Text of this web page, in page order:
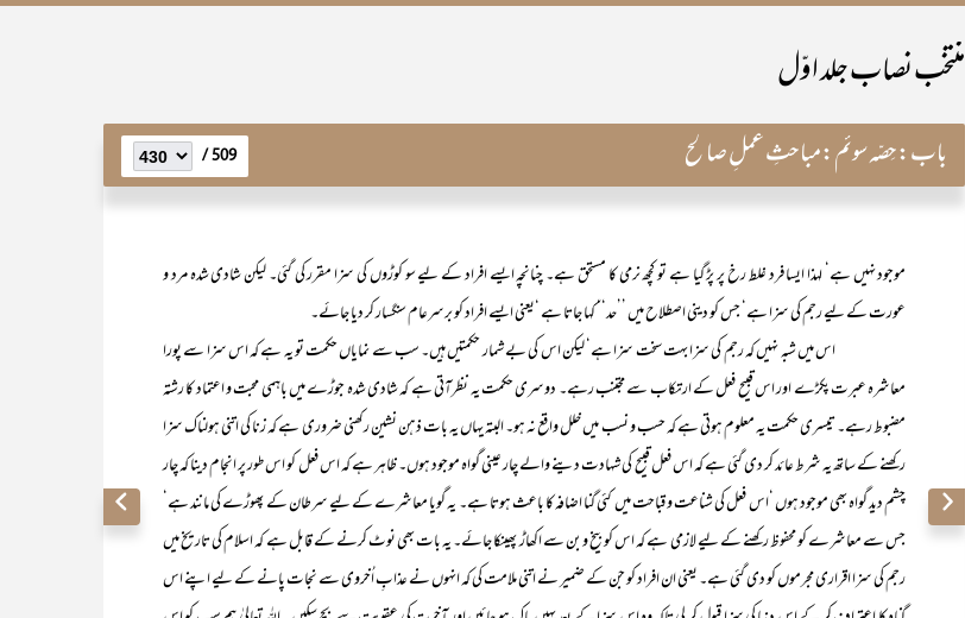
منتخب نصاب جلد اوّل
باب:حِصّہ سوئم:مباحثِ عملِ صالح 509 /
موجود نہیں ہے‘ لہذا ایسا فرد غلط رخ پر پڑ گیا ہے تو کچھ نرمی کا مستحق ہے۔ چنانچہ ایسے افراد کے لیے سو کوڑوں کی سزا مقرر کی گئی۔ لیکن شادی شدہ مرد و
عورت کے لیے رجم کی سزا ہے‘ جس کو دینی اصطلاح میں ’’حد‘‘ کہا جاتا ہے ‘یعنی ایسے افراد کو برسرعام سنگسار کر دیا جائے۔
اس میں شبہ نہیں کہ رجم کی سزا بہت سخت سزا ہے‘ لیکن اس کی بے شمار حکمتیں ہیں۔ سب سے نمایاں حکمت تو یہ ہے کہ اس سزا سے پورا
معاشرہ عبرت پکڑے اور اس قبیح فعل کے ارتکاب سے مجتنب رہے۔ دوسری حکمت یہ نظرآتی ہے کہ شادی شدہ جوڑے میں باہمی محبت و اعتماد کا رشتہ
مضبوط رہے۔ تیسری حکمت یہ معلوم ہوتی ہے کہ حسب و نسب میں خلل واقع نہ ہو۔ البتہ یہاں یہ بات ذہن نشین رکھنی ضروری ہے کہ زنا کی اتنی ہولناک سزا
رکھنے کے ساتھ یہ شرط عائد کر دی گئی ہے کہ اس فعل قبیح کی شہادت دینے والے چار عینی گواہ موجود ہوں۔ ظاہر ہے کہ اس فعل کو اس طور پر انجام دینا کہ چار
چشم دید گواہ بھی موجود ہوں ‘اس فعل کی شناعت و قباحت میں کئی گنا اضافہ کا باعث ہوتا ہے۔ یہ گویا معاشرے کے لیے سرطان کے پھوڑے کی مانند ہے‘
جس سے معاشرے کو محفوظ رکھنے کے لیے لازمی ہے کہ اس کو بیخ و بن سے اکھاڑ پھینکا جائے۔ یہ بات بھی نوٹ کرنے کے قابل ہے کہ اسلام کی تاریخ میں
رجم کی سزا اقراری مجرموں کو دی گئی ہے۔ یعنی ان افراد کو جن کے ضمیر نے اتنی ملامت کی کہ انہوں نے عذابِ اُخروی سے نجات پانے کے لیے اپنے اس